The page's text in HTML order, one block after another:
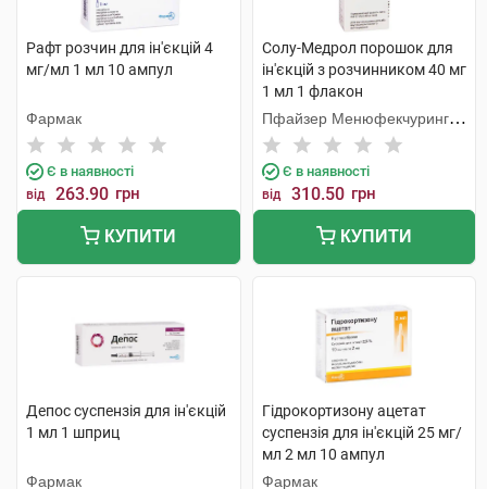
Рафт розчин для ін'єкцій 4
мг/мл 1 мл 10 ампул
Фармак
Є в наявності
від 263.90 грн
КУПИТИ
Солу-Медрол порошок для
ін'єкцій з розчинником 40 мг
1 мл 1 флакон
Пфайзер Менюфекчуринг
Бельгія
Є в наявності
від 310.50 грн
КУПИТИ
Депос суспензія для ін'єкцій
1 мл 1 шприц
Фармак
Гідрокортизону ацетат
суспензія для ін'єкцій 25 мг/
мл 2 мл 10 ампул
Фармак